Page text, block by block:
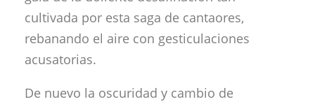
cultivada por esta saga de cantaores,
rebanando el aire con gesticulaciones
acusatorias.
De nuevo la oscuridad y cambio de